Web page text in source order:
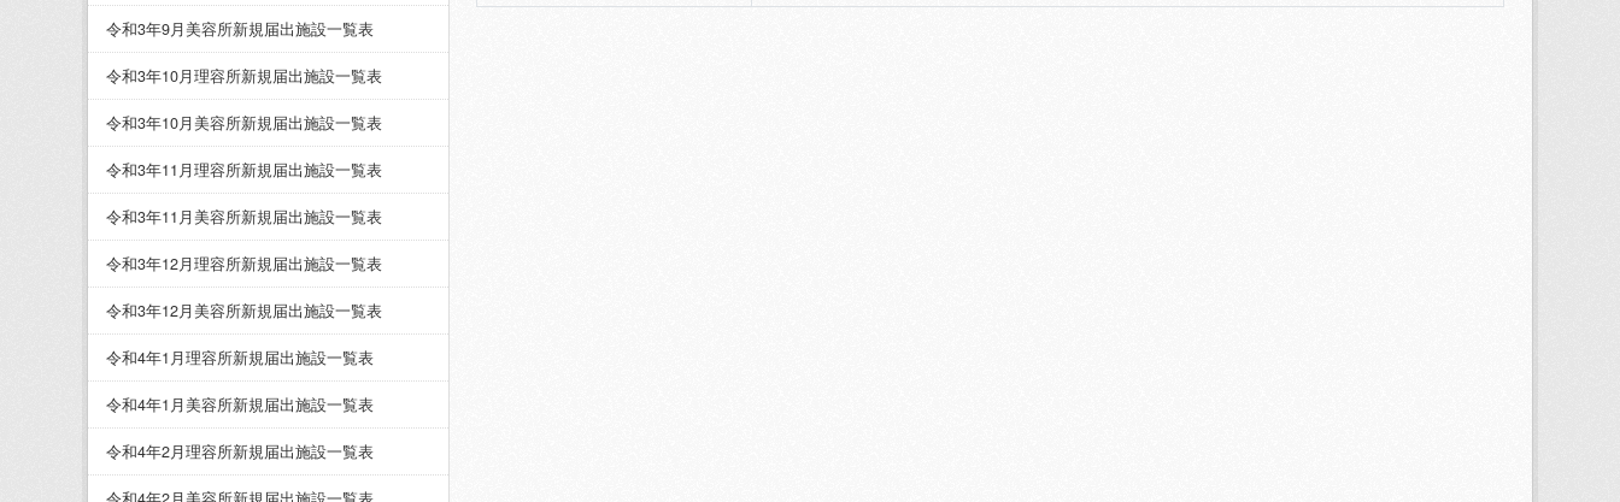
令和3年9月美容所新規届出施設一覧表
令和3年10月理容所新規届出施設一覧表
令和3年10月美容所新規届出施設一覧表
令和3年11月理容所新規届出施設一覧表
令和3年11月美容所新規届出施設一覧表
令和3年12月理容所新規届出施設一覧表
令和3年12月美容所新規届出施設一覧表
令和4年1月理容所新規届出施設一覧表
令和4年1月美容所新規届出施設一覧表
令和4年2月理容所新規届出施設一覧表